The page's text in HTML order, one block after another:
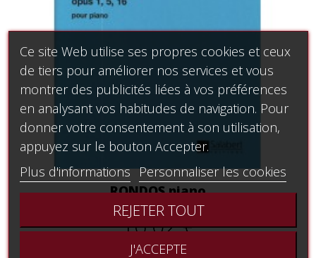
RONDOS piano
16,02 €
Ce site Web utilise ses propres cookies et ceux
de tiers pour améliorer nos services et vous
montrer des publicités liées à vos préférences
en analysant vos habitudes de navigation. Pour
donner votre consentement à son utilisation,
appuyez sur le bouton Accepter.
Plus d'informations Personnaliser les cookies
REJETER TOUT
J'ACCEPTE